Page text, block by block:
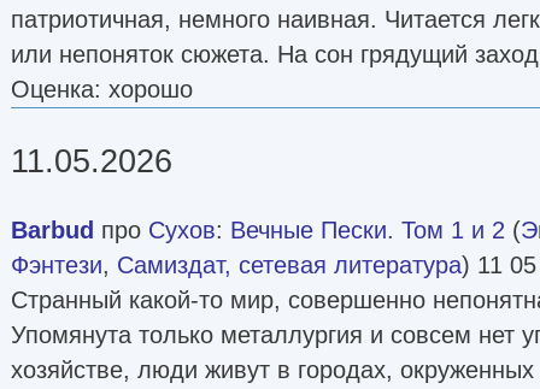
патриотичная, немного наивная. Читается
или непоняток сюжета. На сон грядущий
Оценка: хорошо
11.05.2026
Barbud про Сухов: Вечные Пески. Том 1 и 2 (
Фэнтези, Самиздат, сетевая литература) 11 05
Странный какой-то мир, совершенно
Упомянута только металлургия и совсем нет
хозяйстве, люди живут в городах,